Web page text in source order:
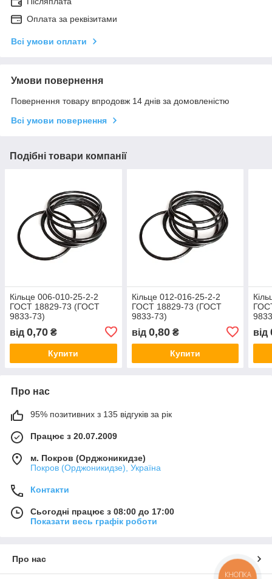
Оплата за реквізитами
Всі умови оплати
Умови повернення
Повернення товару впродовж 14 днів за домовленістю
Всі умови повернення
Подібні товари компанії
Кільце 006-010-25-2-2
ГОСТ 18829-73 (ГОСТ
9833-73)
від 0,70 ₴
Купити
Кільце 012-016-25-2-2
ГОСТ 18829-73 (ГОСТ
9833-73)
від 0,80₴
Купити
від
Про нас
95% позитивних з 135 відгуків за рік
Працює з 20.07.2009
м. Покров (Орджоникидзе)
Покров (Орджоникидзе), Україна
Контакти
Сьогодні працює з 08:00 до 17:00
Показати весь графік роботи
Про нас
КНОПКА